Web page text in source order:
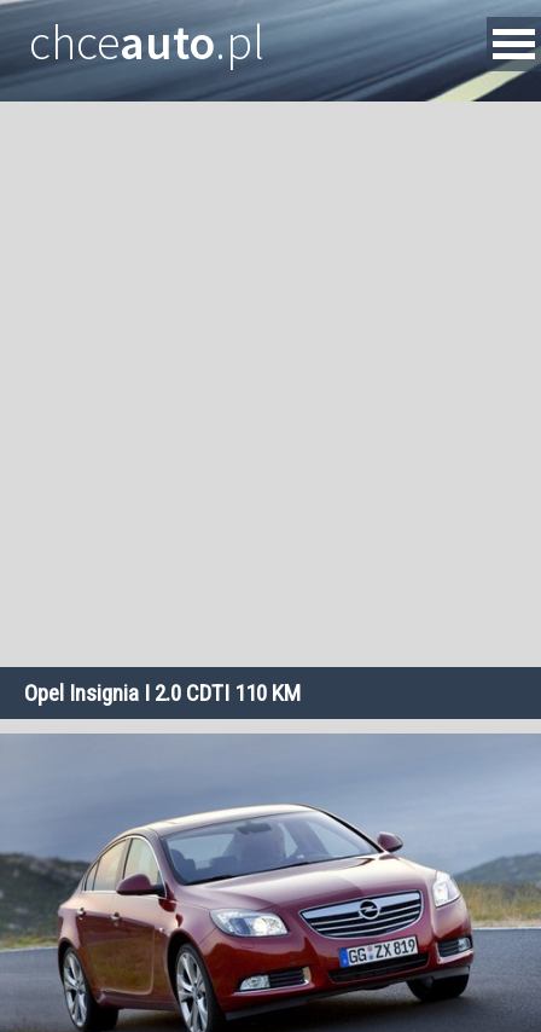
chceauto.pl
Opel Insignia I 2.0 CDTI 110 KM